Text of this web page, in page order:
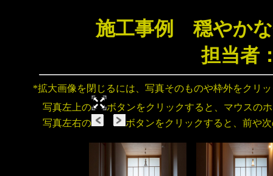
施工事例 穏やかな
担当者
*拡大画像を閉じるには、写真そのものや枠外をクリ
写真左上の
ボタンをクリックすると、マウスの
写真左右の
ボタンをクリックすると、前や